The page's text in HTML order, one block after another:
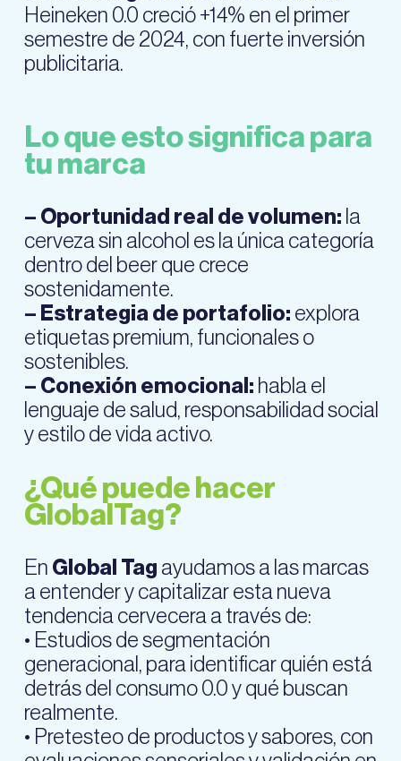
Heineken 0.0 creció +14% en el primer
semestre de 2024, con fuerte inversión
publicitaria.
Lo que esto significa para
tu marca
– Oportunidad real de volumen: la
cerveza sin alcohol es la única categoría
dentro del beer que crece
sostenidamente.
– Estrategia de portafolio: explora
etiquetas premium, funcionales o
sostenibles.
– Conexión emocional: habla el
lenguaje de salud, responsabilidad social
y estilo de vida activo.
¿Qué puede hacer
GlobalTag?
En Global Tag ayudamos a las marcas
a entender y capitalizar esta nueva
tendencia cervecera a través de:
• Estudios de segmentación
generacional, para identificar quién está
detrás del consumo 0.0 y qué buscan
realmente.
• Pretesteo de productos y sabores, con